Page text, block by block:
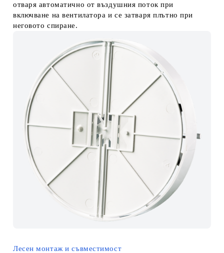
отваря автоматично от въздушния поток при
включване на вентилатора и се затваря плътно при
неговото спиране.
Лесен монтаж и съвместимост